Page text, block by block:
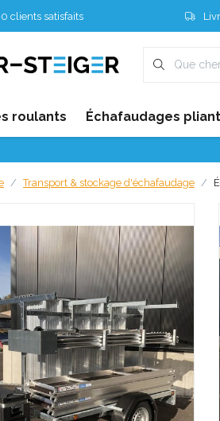
clients satisfaits
roulants Échafaudages pliant
Transport & stockage d'échafaudage